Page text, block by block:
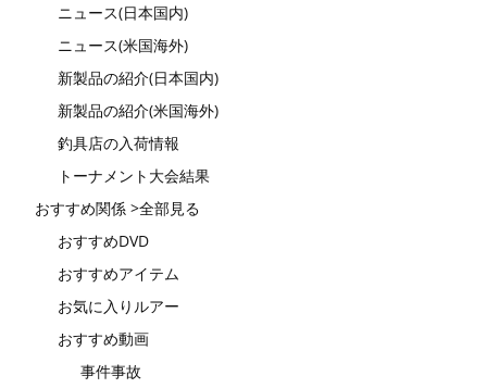
ニュース(日本国内)
ニュース(米国海外)
新製品の紹介(日本国内)
新製品の紹介(米国海外)
釣具店の入荷情報
トーナメント大会結果
おすすめ関係 >全部見る
おすすめDVD
おすすめアイテム
お気に入りルアー
おすすめ動画
事件事故